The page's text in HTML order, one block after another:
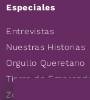
Especiales
Entrevistas
Nuestras Historias
Orgullo Queretano
Tierra de
Zoociales